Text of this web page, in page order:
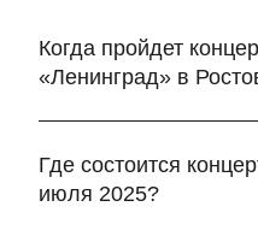
Когда пройдет
«Ленинград» в
2025 года. Ожидается
драйвом и неповторимой
Где состоится
июля 2025?